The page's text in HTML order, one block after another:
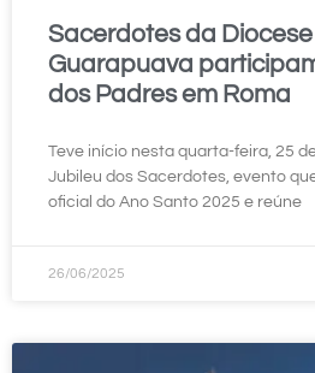
Sacerdotes da
Guarapuava
dos Padres em Roma
Teve início nesta quarta-feira, 25
Jubileu dos Sacerdotes, evento
oficial do Ano Santo 2025 e reúne
26/06/2025